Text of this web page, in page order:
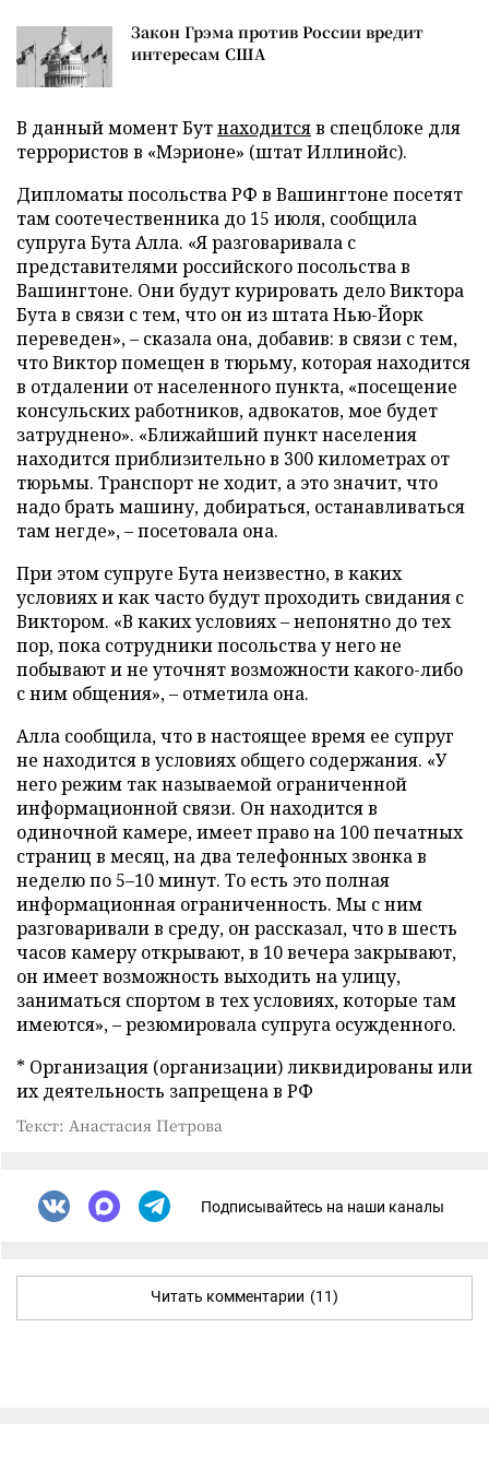
Закон Грэма против России вредит
интересам США
В данный момент Бутнаходитсяв спецблоке для
террористов в «Мэрионе» (штат Иллинойс).
Дипломаты посольства РФ в Вашингтоне посетят
там соотечественника до 15 июля, сообщила
супруга Бута Алла. «Я разговаривала с
представителями российского посольства в
Вашингтоне. Они будут курировать дело Виктора
Бута в связи с тем, что он из штата Нью-Йорк
переведен», – сказала она, добавив: в связи с тем,
что Виктор помещен в тюрьму, которая находится
в отдалении от населенного пункта, «посещение
консульских работников, адвокатов, мое будет
затруднено». «Ближайший пункт населения
находится приблизительно в 300 километрах от
тюрьмы. Транспорт не ходит, а это значит, что
надо брать машину, добираться, останавливаться
там негде», – посетовала она.
При этом супруге Бута неизвестно, в каких
условиях и как часто будут проходить свидания с
Виктором. «В каких условиях – непонятно до тех
пор, пока сотрудники посольства у него не
побывают и не уточнят возможности какого-либо
с ним общения», – отметила она.
Алла сообщила, что в настоящее время ее супруг
не находится в условиях общего содержания. «У
него режим так называемой ограниченной
информационной связи. Он находится в
одиночной камере, имеет право на 100 печатных
страниц в месяц, на два телефонных звонка в
неделю по 5–10 минут. То есть это полная
информационная ограниченность. Мы с ним
разговаривали в среду, он рассказал, что в шесть
часов камеру открывают, в 10 вечера закрывают,
он имеет возможность выходить на улицу,
заниматься спортом в тех условиях, которые там
имеются», – резюмировала супруга осужденного.
* Организация (организации) ликвидированы или
их деятельность запрещена в РФ
Текст: Анастасия Петрова
Подписывайтесь на наши каналы
Читать комментарии (11)